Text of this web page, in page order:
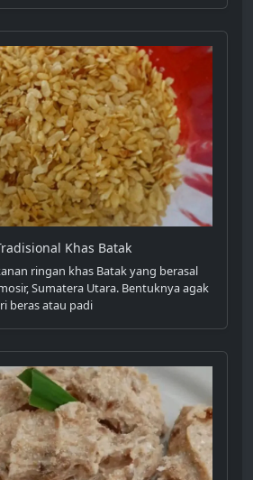
Khas Batak
ringan khas Batak yang berasal
Sumatera Utara. Bentuknya agak
beras atau padi